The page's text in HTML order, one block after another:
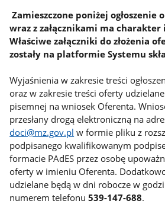
Zamieszczone poniżej ogłoszenie
wraz z załącznikami ma
Właściwe załączniki do złożenia
zostały na platformie Systemu
Wyjaśnienia w zakresie treści
oraz w zakresie treści oferty
pisemnej na wniosek Oferenta.
przesłany drogą elektroniczną na
doci@mz.gov.pl w formie pliku z
podpisanego kwalifikowanym
formacie PAdES przez osobę
oferty w imieniu Oferenta.
udzielane będą w dni robocze w
numerem telefonu539-147-688.